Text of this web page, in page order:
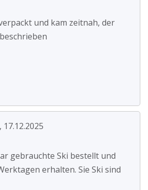
und kam zeitnah, der
gebrauchte Ski bestellt und
erhalten. Sie Ski sind